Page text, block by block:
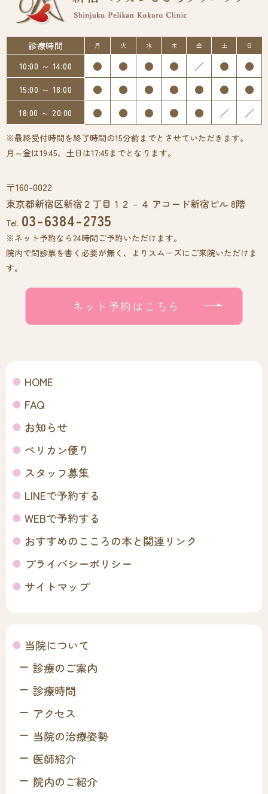
診療時間 月 火 水 木 金 土 日
10:00 ～ 14:00 ● ● ● ● ／ ● ●
15:00 ～ 18:00 ● ● ● ● ● ● ●
18:00 ～ 20:00 ● ● ● ● ● ／ ／
※最終受付時間を終了時間の15分前までとさせていただきます。
月～金は19:45、土日は17:45までとなります。
〒160-0022
東京都新宿区新宿２丁目１２－４ アコード新宿ビル 8階
Tel. 03-6384-2735
※ネット予約なら24時間ご予約いただけます。
院内で問診票を書く必要が無く、よりスムーズにご来院いただけま
す。
ネット予約はこちら
HOME
FAQ
お知らせ
ペリカン便り
スタッフ募集
LINEで予約する
WEBで予約する
おすすめのこころの本と関連リンク
プライバシーポリシー
サイトマップ
当院について
診療のご案内
診療時間
アクセス
当院の治療姿勢
医師紹介
院内のご紹介